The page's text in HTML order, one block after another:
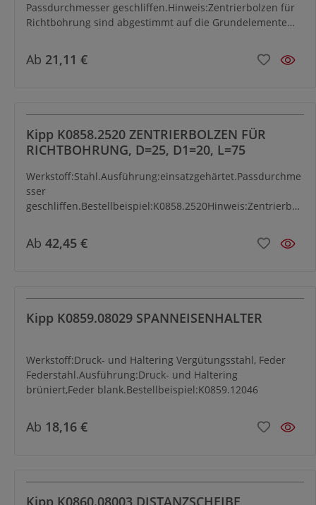
Passdurchmesser geschliffen.Hinweis:Zentrierbolzen für
Richtbohrung sind abgestimmt auf die Grundelemente
Ab 21,11 €
Kipp K0858.2520 ZENTRIERBOLZEN FÜR
RICHTBOHRUNG, D=25, D1=20, L=75
Werkstoff:Stahl.Ausführung:einsatzgehärtet.Passdurchme
sser
geschliffen.Bestellbeispiel:K0858.2520Hinweis:Zentrierbol
abgestimmt.
Ab 42,45 €
Kipp K0859.08029 SPANNEISENHALTER
Werkstoff:Druck- und Haltering Vergütungsstahl, Feder
Federstahl.Ausführung:Druck- und Haltering
brüniert,Feder blank.Bestellbeispiel:K0859.12046
Ab 18,16 €
Kipp K0860.08003 DISTANZSCHEIBE